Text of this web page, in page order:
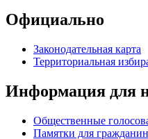
Официально
Законодательная карта
Территориальная
Информация для
Общественные
Памятки для